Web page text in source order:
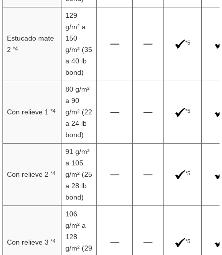
Estucado mate
2 *4
129
g/m² a
150
g/m² (35
a 40 lb
bond)
*5
Con relieve 1 *4
80 g/m²
a 90
g/m² (22
a 24 lb
bond)
*5
Con relieve 2 *4
91 g/m²
a 105
g/m² (25
a 28 lb
bond)
*5
Con relieve 3 *4
106
g/m² a
128
g/m² (29
*5